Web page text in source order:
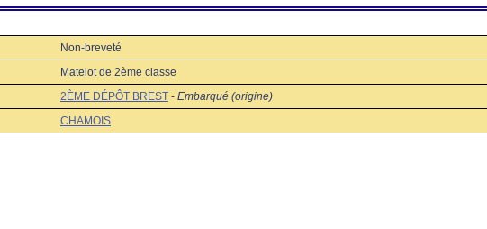
Non-breveté
Matelot de 2ème classe
2ÈME DÉPÔT BREST - Embarqué (origine)
CHAMOIS